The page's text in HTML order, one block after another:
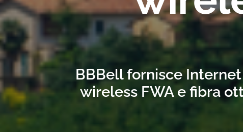
BBBell fornisce
wireless FWA e fibra